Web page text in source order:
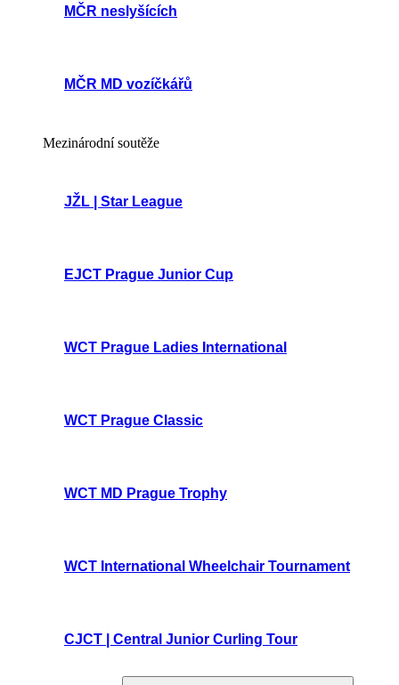
MČR neslyšících
MČR MD vozíčkářů
Mezinárodní soutěže
JŽL | Star League
EJCT Prague Junior Cup
WCT Prague Ladies International
WCT Prague Classic
WCT MD Prague Trophy
WCT International Wheelchair Tournament
CJCT | Central Junior Curling Tour